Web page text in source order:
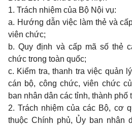
1. Trách nhiệm của Bộ Nội vụ:
a. Hướng dẫn việc làm thẻ và
viên chức;
b. Quy định và cấp mã số thẻ
chức trong toàn quốc;
c. Kiểm tra, thanh tra việc quản
cán bộ, công chức, viên chức
ban nhân dân các tỉnh, thành
2. Trách nhiệm của các Bộ, cơ
thuộc Chính phủ, Ủy ban nhân